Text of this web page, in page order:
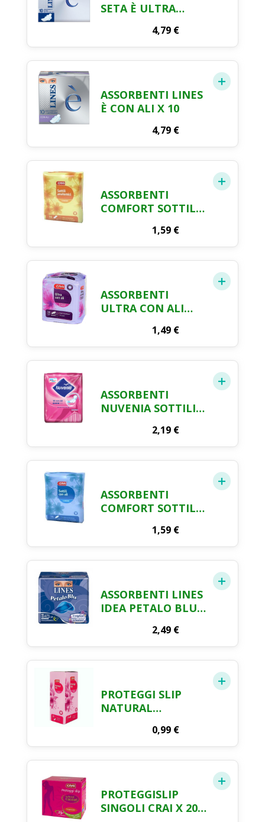
SETA È ULTRA
4,79 €
ASSORBENTI LINES
È CON ALI X 10
4,79 €
ASSORBENTI
COMFORT SOTTILI
1,59 €
ASSORBENTI
ULTRA CON ALI
1,49 €
ASSORBENTI
NUVENIA SOTTILI
2,19 €
ASSORBENTI
COMFORT SOTTILI
1,59 €
ASSORBENTI LINES
IDEA PETALO BLU
2,49 €
PROTEGGI SLIP
NATURAL
TRASPIRANTE
DISTESI CRAI X 20
0,99 €
PROTEGGISLIP
SINGOLI CRAI X 20